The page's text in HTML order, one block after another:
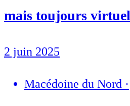
mais toujours virtuel
2 juin 2025
Macédoine du Nord ·